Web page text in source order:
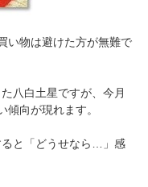
い物は避けた方が無難で
八白土星ですが、今月
傾向が現れます。
ると「どうせなら…」感